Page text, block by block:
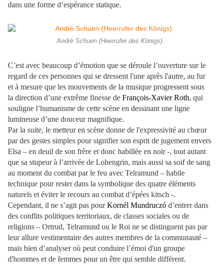
dans une forme d’espérance statique.
Andrè Schuen (Heerrufer des Königs)
C’est avec beaucoup d’émotion que se déroule l’ouverture sur le
regard de ces personnes qui se dressent l'une après l'autre, au fur
et à mesure que les mouvements de la musique progressent sous
la direction d’une extrême finesse de François-Xavier Roth, qui
souligne l’humanisme de cette scène en dessinant une ligne
lumineuse d’une douceur magnifique.
Par la suite, le metteur en scène donne de l'expressivité au chœur
par des gestes simples pour signifier son esprit de jugement envers
Elsa – en deuil de son frère et donc habillée en noir -, tout autant
que sa stupeur à l’arrivée de Lohengrin, mais aussi sa soif de sang
au moment du combat par le feu avec Telramund – habile
technique pour rester dans la symbolique des quatre éléments
naturels et éviter le recours au combat d’épées kitsch -.
Cependant, il ne s’agit pas pourKornél Mundruczó d’entrer dans
des conflits politiques territoriaux, de classes sociales ou de
religions – Ortrud, Telramund ou le Roi ne se distinguent pas par
leur allure vestimentaire des autres membres de la communauté –
mais bien d’analyser où peut conduire l’émoi d'un groupe
d'hommes et de femmes pour un être qui semble différent.